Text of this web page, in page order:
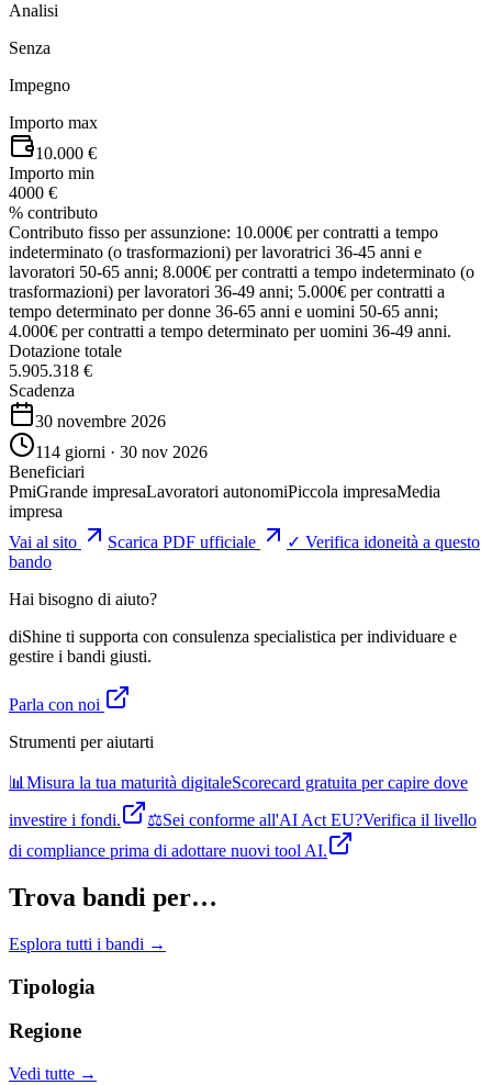
Analisi
Senza
Impegno
Importo max
10.000 €
Importo min
4000 €
% contributo
Contributo fisso per assunzione: 10.000€ per contratti a tempo
indeterminato (o trasformazioni) per lavoratrici 36-45 anni e
lavoratori 50-65 anni; 8.000€ per contratti a tempo indeterminato (o
trasformazioni) per lavoratori 36-49 anni; 5.000€ per contratti a
tempo determinato per donne 36-65 anni e uomini 50-65 anni;
4.000€ per contratti a tempo determinato per uomini 36-49 anni.
Dotazione totale
5.905.318 €
Scadenza
30 novembre 2026
114 giorni · 30 nov 2026
Beneficiari
PmiGrande impresaLavoratori autonomiPiccola impresaMedia
impresa
Vai al sito
Scarica PDF ufficiale
✓ Verifica idoneità a questo
bando
Hai bisogno di aiuto?
diShine ti supporta con consulenza specialistica per individuare e
gestire i bandi giusti.
Parla con noi
Strumenti per aiutarti
📊 Misura la tua maturità digitaleScorecard gratuita per capire dove
investire i fondi.
⚖️Sei conforme all'AI Act EU?Verifica il livello
di compliance prima di adottare nuovi tool AI.
Trova bandi per…
Esplora tutti i bandi →
Tipologia
Regione
Vedi tutte →